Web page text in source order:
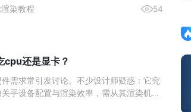
图拖入贴图生成器中。2、 然后再点击上
染教程 54
cpu还是显卡？
需求常引发讨论。不少设计师疑惑：它究
乎设备配置与渲染效率，需从其渲染机制